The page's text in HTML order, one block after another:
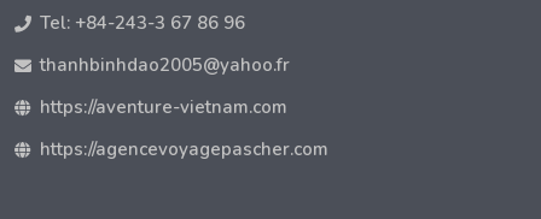
Tel: +84-243-3 67 86 96
thanhbinhdao2005@yahoo.fr
https://aventure-vietnam.com
https://agencevoyagepascher.com